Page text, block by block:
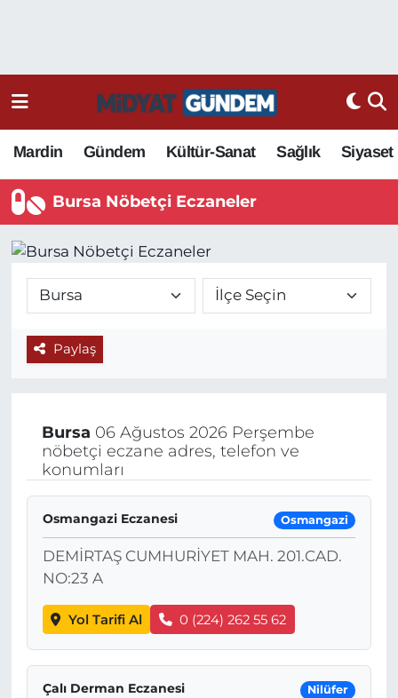
Mardin Gündem Kültür-Sanat Sağlık Siyaset
Bursa Nöbetçi Eczaneler
Paylaş
Bursa 06 Ağustos 2026 Perşembe
nöbetçi eczane adres, telefon ve
konumları
Osmangazi Eczanesi Osmangazi
DEMİRTAŞ CUMHURİYET MAH. 201.CAD.
NO:23 A
Yol Tarifi Al 0 (224) 262 55 62
Çalı Derman Eczanesi Nilüfer